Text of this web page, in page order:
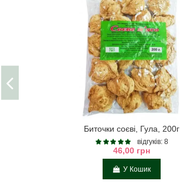
Биточки соєві, Гула, 200г
відгуків: 8
46,00 грн
У Кошик